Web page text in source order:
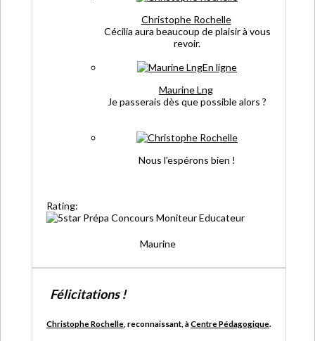
Christophe Rochelle
Cécilia aura beaucoup de plaisir à vous
revoir.
En ligne
Maurine Lng
Je passerais dès que possible alors ?
Nous l'espérons bien !
Maurine
Félicitations !
Christophe Rochelle , reconnaissant, àCentre Pédagogique.